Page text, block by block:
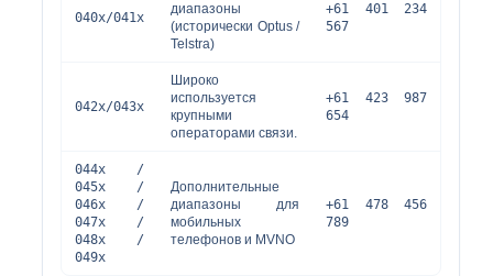
040x/041x
диапазоны
(исторически Optus /
Telstra)
+61 401 234
567
042х/043х
Широко
используется
крупными
операторами связи.
+61 423 987
654
044x /
045x /
046x /
047x /
048x /
049x
Дополнительные
диапазоны для
мобильных
телефонов и MVNO
+61 478 456
789